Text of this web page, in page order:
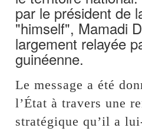
par le président de
"himself", Mamadi
largement relayée
guinéenne.
Le message a été
l’État à travers une
stratégique qu’il a